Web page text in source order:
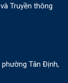
Truyền thông
phường Tân Định,